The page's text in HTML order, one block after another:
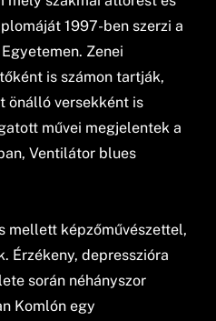
1997-ben szerzi a
Zenei
is számon tartják,
önálló versekként is
művei megjelentek a
Ventilátor blues
mellett képzőművészettel,
Érzékeny, depresszióra
során néhányszor
Komlón egy